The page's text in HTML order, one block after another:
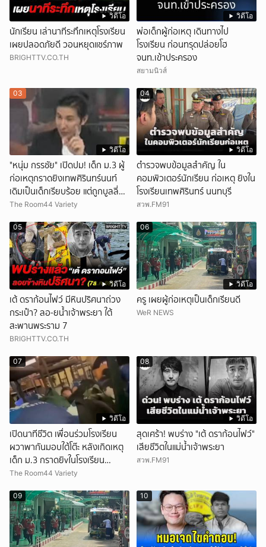
วิดีโอ
นักเรียน เล่านาทีระทึกเหตุโรงเรียน
เผยปลอดภัยดี วอนหยุดแชร์ภาพ
BRIGHTTV.CO.TH
วิดีโอ
พ่อเด็กผู้ก่อเหตุ เดินทางไป
โรงเรียน ก่อนทรุดปล่อยโฮ
จนท.เข้าประครอง
สยามนิวส์
วิดีโอ
03
"หนุ่ม กรรชัย" เปิดปม! เด็ก ม.3 ผู้
ก่อเหตุกราดยิงเทพศิรินทร์นนท์
เดิมเป็นเด็กเรียบร้อย แต่ถูกบูลลี่
หนัก คาดแรงกดดันสะสมกลายเป็น
The Room44 Variety
วิดีโอ
04
ตำรวจพบข้อมูลสำคัญ ใน
คอมพิวเตอร์นักเรียน ก่อเหตุ ยิงใน
โรงเรียนเทพศิรินทร์ นนทบุรี
สวพ.FM91
วิดีโอ
05
เต้ ดราก้อนไฟว์ มีหินปริศนาถ่วง
กระเป๋า? ลอ-ยน้ำเจ้าพระยา ใต้
สะพานพระราม 7
BRIGHTTV.CO.TH
วิดีโอ
06
ครู เผยผู้ก่อเหตุเป็นเด็กเรียนดี
WeR NEWS
วิดีโอ
07
เปิดนาทีชีวิต เพื่อนร่วมโรงเรียน
ผวาพากันมอบใต้โต๊ะ หลังเกิดเหตุ
เด็ก ม.3 กราดยิvในโรงเรียน
เทพศิรินทร์นนท์ แบบไม่เลือกหน้า
The Room44 Variety
วิดีโอ
08
สุดเศร้า! พบร่าง "เต้ ดราก้อนไฟว์"
เสียชีวิตในแม่น้ำเจ้าพระยา
สวพ.FM91
09 10